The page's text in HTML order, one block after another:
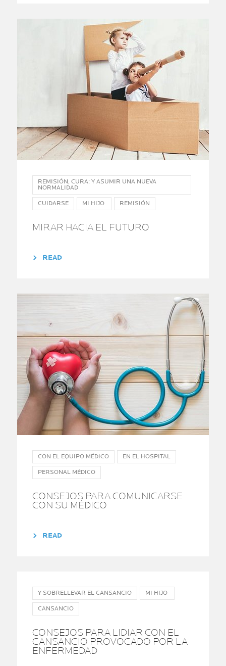
REMISIÓN, CURA: Y ASUMIR UNA NUEVA
NORMALIDAD
CUIDARSE MI HIJO REMISIÓN
MIRAR HACIA EL FUTURO
READ
CON EL EQUIPO MÉDICO EN EL HOSPITAL
PERSONAL MÉDICO
CONSEJOS PARA COMUNICARSE
CON SU MÉDICO
READ
Y SOBRELLEVAR EL CANSANCIO MI HIJO
CANSANCIO
CONSEJOS PARA LIDIAR CON EL
CANSANCIO PROVOCADO POR LA
ENFERMEDAD